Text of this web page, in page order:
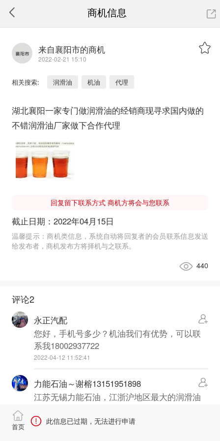
商机信息
来自襄阳市的商机
2022-02-21 15:10
相关搜索: 润滑油 机油 代理
湖北襄阳一家专门做润滑油的经销商现寻求国内做的
不错润滑油厂家做下合作代理
回复留下联系方式 商机方将会与您联系
截止日期：2022年04月15日
温馨提示：商机类信息，系统自动将回复者的会员联系信息发送
给发布者，商机发布方将择机与之联系。
440
评论2
永正汽配
您好，手机号多少？机油我们有优势，可以联
系我18002937722
2022-04-12 11:52:41
力能石油～谢榕13151951898
江苏无锡力能石油，江浙沪地区最大的润滑油
2022-03-16 08:51:53
首页
此信息已过期，无法进行申请